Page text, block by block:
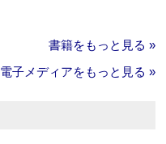
書籍をもっと見る »
電子メディアをもっと見る »